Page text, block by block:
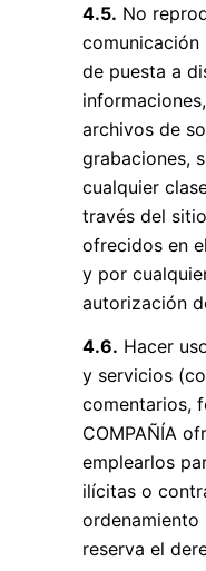
4.5. No
comunicación
de puesta a
archivos de
grabaciones,
cualquier
través del
ofrecidos en
y por
autorización
4.6. Hacer
y servicios
comentarios,
COMPAÑÍA
emplearlos
ilícitas o
ordenamiento
reserva el